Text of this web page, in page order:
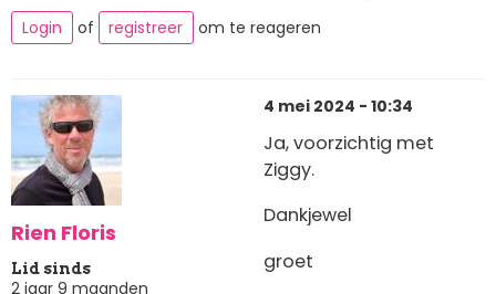
Login of registreer om te reageren
Rien Floris
Lid sinds
2 jaar 9 maanden
4 mei 2024 - 10:34
Ja, voorzichtig met
Ziggy.
Dankjewel
groet